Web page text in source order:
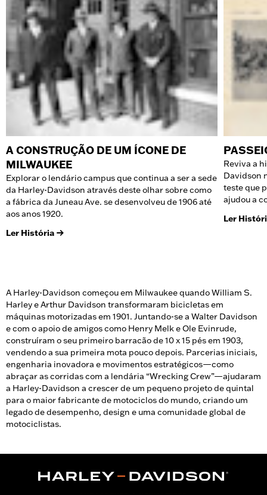
A CONSTRUÇÃO DE UM ÍCONE DE
MILWAUKEE
Explorar o lendário campus que continua a ser a sede
da Harley-Davidson através deste olhar sobre como
a fábrica da Juneau Ave. se desenvolveu de 1906 até
aos anos 1920.
Ler História
Reviva a
Davidson
teste que
ajudou a
Ler
A Harley-Davidson começou em Milwaukee quando William S.
Harley e Arthur Davidson transformaram bicicletas em
máquinas motorizadas em 1901. Juntando-se a Walter Davidson
e com o apoio de amigos como Henry Melk e Ole Evinrude,
construíram o seu primeiro barracão de 10 x 15 pés em 1903,
vendendo a sua primeira mota pouco depois. Parcerias iniciais,
engenharia inovadora e movimentos estratégicos—como
abraçar as corridas com a lendária “Wrecking Crew”—ajudaram
a Harley-Davidson a crescer de um pequeno projeto de quintal
para o maior fabricante de motociclos do mundo, criando um
legado de desempenho, design e uma comunidade global de
motociclistas.